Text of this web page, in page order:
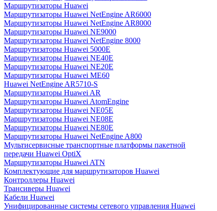
Маршрутизаторы Huawei
Маршрутизаторы Huawei NetEngine AR6000
Маршрутизаторы Huawei NetEngine AR8000
Маршрутизаторы Huawei NE9000
Маршрутизаторы Huawei NetEngine 8000
Маршрутизаторы Huawei 5000E
Маршрутизаторы Huawei NE40E
Маршрутизаторы Huawei NE20E
Маршрутизаторы Huawei ME60
Huawei NetEngine AR5710-S
Маршрутизаторы Huawei AR
Маршрутизаторы Huawei AtomEngine
Маршрутизаторы Huawei NE05E
Маршрутизаторы Huawei NE08E
Маршрутизаторы Huawei NE80E
Маршрутизаторы Huawei NetEngine A800
Мультисервисные транспортные платформы пакетной
передачи Huawei OptiX
Маршрутизаторы Huawei ATN
Комплектующие для маршрутизаторов Huawei
Контроллеры Huawei
Трансиверы Huawei
Кабели Huawei
Унифицированные системы сетевого управления Huawei